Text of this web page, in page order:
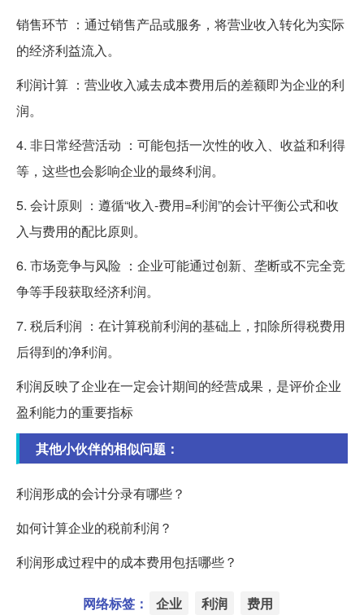
销售环节 ：通过销售产品或服务，将营业收入转化为实际
的经济利益流入。
利润计算 ：营业收入减去成本费用后的差额即为企业的利
润。
4. 非日常经营活动 ：可能包括一次性的收入、收益和利得
等，这些也会影响企业的最终利润。
5. 会计原则 ：遵循“收入-费用=利润”的会计平衡公式和收
入与费用的配比原则。
6. 市场竞争与风险 ：企业可能通过创新、垄断或不完全竞
争等手段获取经济利润。
7. 税后利润 ：在计算税前利润的基础上，扣除所得税费用
后得到的净利润。
利润反映了企业在一定会计期间的经营成果，是评价企业
盈利能力的重要指标
其他小伙伴的相似问题：
利润形成的会计分录有哪些？
如何计算企业的税前利润？
利润形成过程中的成本费用包括哪些？
网络标签： 企业 利润 费用